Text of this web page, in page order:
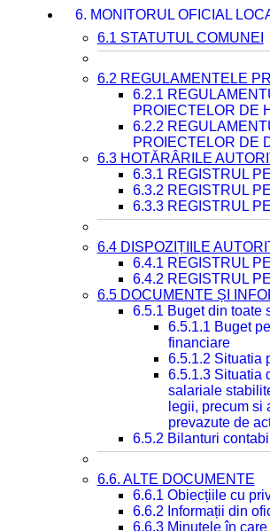
6. MONITORUL OFICIAL
6.1 STATUTUL COMUNEI
6.2 REGULAMENTELE
6.2.1
PROIECTELOR DE
6.2.2
PROIECTELOR DE
6.3 HOTĂRÂRILE
6.3.1 REGISTRUL
6.3.2 REGISTRUL
6.3.3 REGISTRUL
6.4 DISPOZIȚIILE
6.4.1 REGISTRUL
6.4.2 REGISTRUL
6.5 DOCUMENTE ȘI
6.5.1 Buget din toate
6.5.1.1 Buget
financiare
6.5.1.2 Situatia
6.5.1.3 Situatia
salariale
legii, precum si
prevazute de
6.5.2 Bilanturi
6.6. ALTE DOCUMENTE
6.6.1 Obiecțiile cu
6.6.2 Informații din
6.6.3 Minutele în